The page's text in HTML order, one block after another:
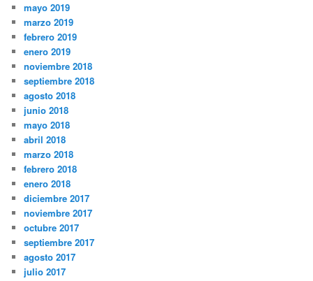
mayo 2019
marzo 2019
febrero 2019
enero 2019
noviembre 2018
septiembre 2018
agosto 2018
junio 2018
mayo 2018
abril 2018
marzo 2018
febrero 2018
enero 2018
diciembre 2017
noviembre 2017
octubre 2017
septiembre 2017
agosto 2017
julio 2017